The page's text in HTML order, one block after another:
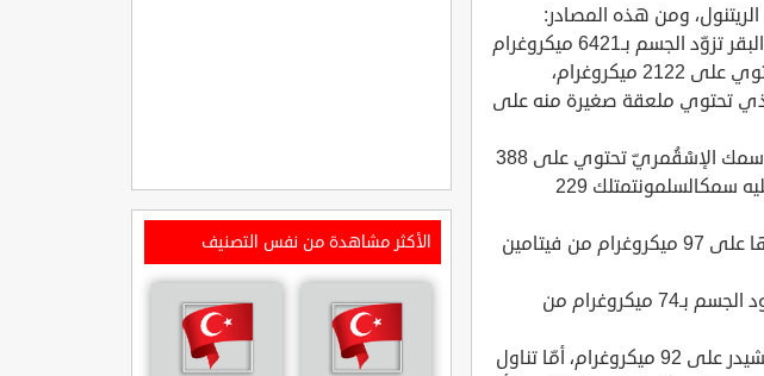
الريتنول، ومن هذه المصادر:
الكبد: فالشريحة الواحدة من كبد البقر تزوّد الجسم بـ6421 ميكروغرام
من فيتامين أ، أمّا كبد الضأن فيحتوي على 2122 ميكروغرام،
تحتوي ملعقة صغيرة منه على
السمك: فنصف قطعة فيليه من سمك الإسْقُمريّ تحتوي على 388
ميكروغرام، ونصف قطعة من فيليه سمكالسلمونتمتلك 229
الزبدة: وتحتوي ملعقة كبيرة منها على 97 ميكروغرام من فيتامين
البيض: فبيضة مسلوقة واحدة تزود الجسم بـ74 ميكروغرام من
الجبن: فقطعةٌ واحدةٌ من جبن التشيدر على 92 ميكروغرام، أمّا تناول
الأكثر مشاهدة من نفس التصنيف